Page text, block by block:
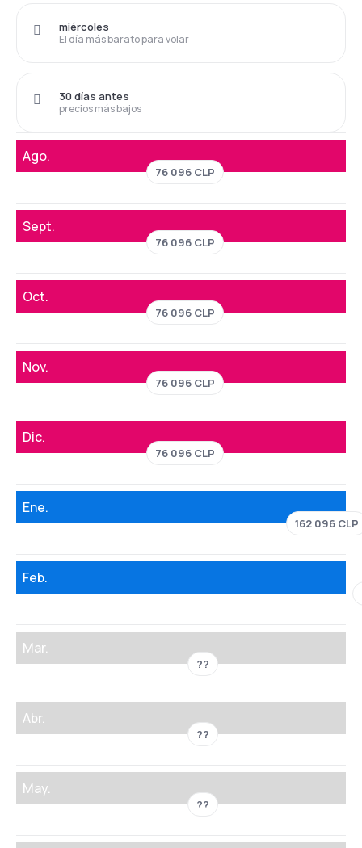
El día más barato para volar
miércoles
precios más bajos
30 días antes
Ago.
76 096 CLP
Sept.
76 096 CLP
Oct.
76 096 CLP
Nov.
76 096 CLP
Dic.
76 096 CLP
Ene.
162 096 CLP
Feb.
Mar.
??
Abr.
??
May.
??